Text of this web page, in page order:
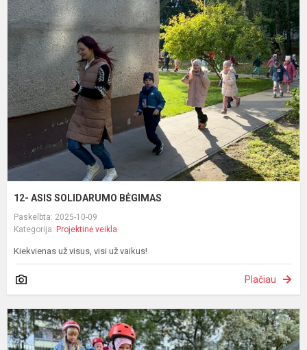
12- ASIS SOLIDARUMO BĖGIMAS
Paskelbta: 2025-10-09
Kategorija: Projektinė veikla
Kiekvienas už visus, visi už vaikus!
Plačiau